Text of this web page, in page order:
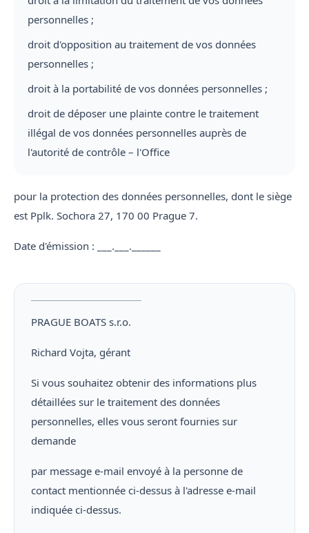
personnelles ;
droit d'opposition au traitement de vos données
personnelles ;
droit à la portabilité de vos données personnelles ;
droit de déposer une plainte contre le traitement
illégal de vos données personnelles auprès de
l'autorité de contrôle – l'Office
pour la protection des données personnelles, dont le siège
est Pplk. Sochora 27, 170 00 Prague 7.
Date d'émission : ___.___.______
PRAGUE BOATS s.r.o.
Richard Vojta, gérant
Si vous souhaitez obtenir des informations plus
détaillées sur le traitement des données
personnelles, elles vous seront fournies sur
demande
par message e-mail envoyé à la personne de
contact mentionnée ci-dessus à l'adresse e-mail
indiquée ci-dessus.